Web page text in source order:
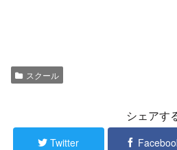
スクール
シェアす
Twitter